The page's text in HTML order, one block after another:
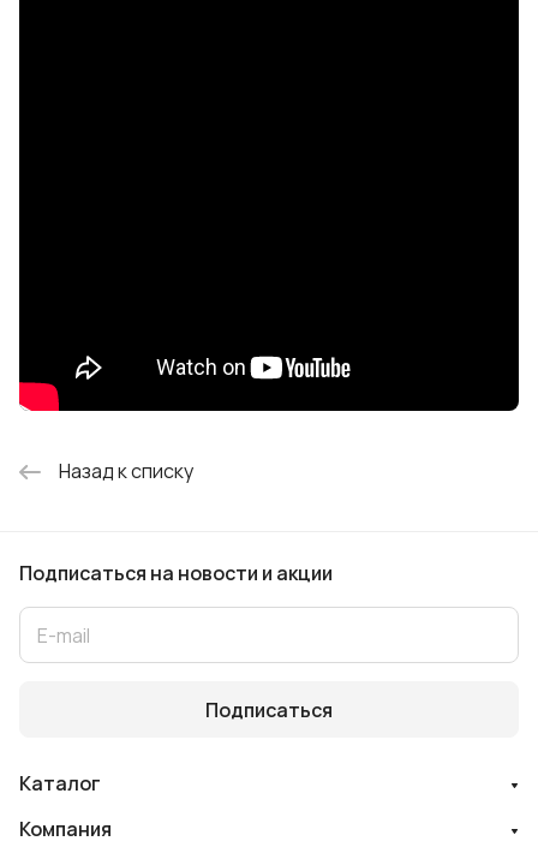
Назад к списку
Подписаться на новости и акции
Подписаться
Каталог
Компания